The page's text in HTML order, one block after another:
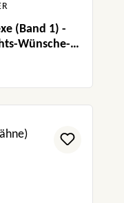
(Band 1) -
Wünsche-